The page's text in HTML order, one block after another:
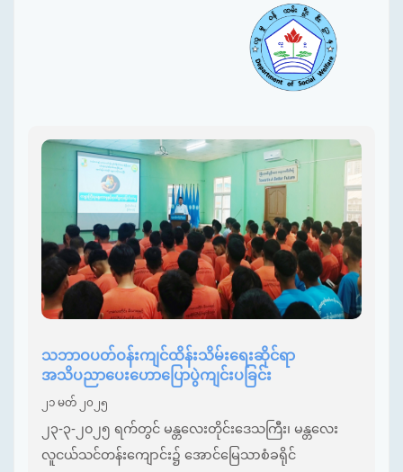
သဘာဝပတ်ဝန်းကျင်ထိန်းသိမ်းရေးဆိုင်ရာ
အသိပညာပေးဟောပြောပွဲကျင်းပခြင်း
၂၁ မတ် ၂၀၂၅
၂၃-၃-၂၀၂၅ ရက်တွင် မန္တလေးတိုင်းဒေသကြီး၊ မန္တလေး
လူငယ်သင်တန်းကျောင်း၌ အောင်မြေသာစံခရိုင်